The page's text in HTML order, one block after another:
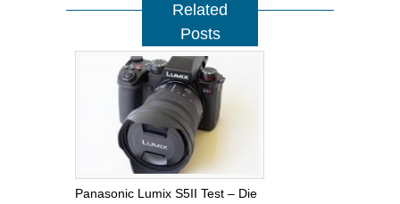
Related
Posts
Panasonic Lumix S5II Test – Die